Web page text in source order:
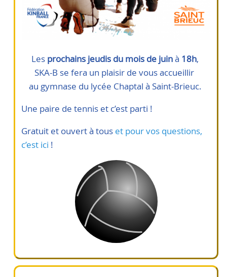
Les prochains jeudis du mois de juinà 18h,
SKA-B se fera un plaisir de vous accueillir
au gymnase du lycée Chaptal à Saint-Brieuc.
Une paire de tennis et c’est parti !
Gratuit et ouvert à tous et pour vos questions,
c’est ici !